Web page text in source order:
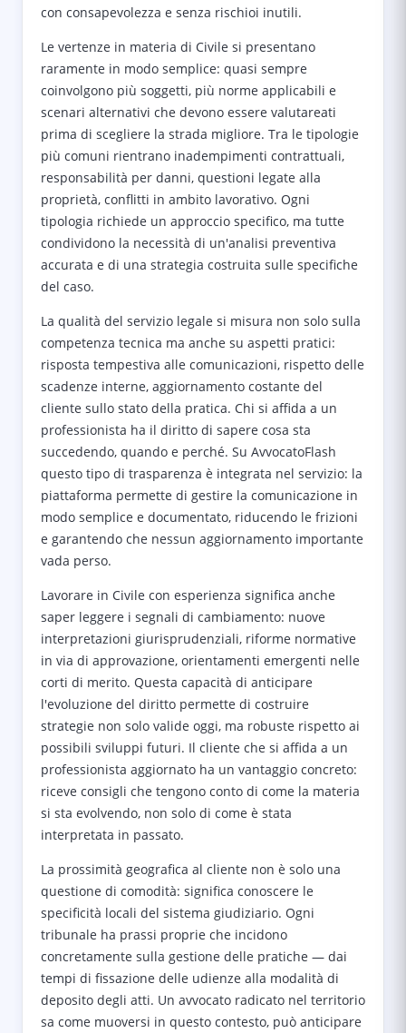
con consapevolezza e senza rischioi inutili.
Le vertenze in materia di Civile si presentano
raramente in modo semplice: quasi sempre
coinvolgono più soggetti, più norme applicabili e
scenari alternativi che devono essere valutareati
prima di scegliere la strada migliore. Tra le tipologie
più comuni rientrano inadempimenti contrattuali,
responsabilità per danni, questioni legate alla
proprietà, conflitti in ambito lavorativo. Ogni
tipologia richiede un approccio specifico, ma tutte
condividono la necessità di un'analisi preventiva
accurata e di una strategia costruita sulle specifiche
del caso.
La qualità del servizio legale si misura non solo sulla
competenza tecnica ma anche su aspetti pratici:
risposta tempestiva alle comunicazioni, rispetto delle
scadenze interne, aggiornamento costante del
cliente sullo stato della pratica. Chi si affida a un
professionista ha il diritto di sapere cosa sta
succedendo, quando e perché. Su AvvocatoFlash
questo tipo di trasparenza è integrata nel servizio: la
piattaforma permette di gestire la comunicazione in
modo semplice e documentato, riducendo le frizioni
e garantendo che nessun aggiornamento importante
vada perso.
Lavorare in Civile con esperienza significa anche
saper leggere i segnali di cambiamento: nuove
interpretazioni giurisprudenziali, riforme normative
in via di approvazione, orientamenti emergenti nelle
corti di merito. Questa capacità di anticipare
l'evoluzione del diritto permette di costruire
strategie non solo valide oggi, ma robuste rispetto ai
possibili sviluppi futuri. Il cliente che si affida a un
professionista aggiornato ha un vantaggio concreto:
riceve consigli che tengono conto di come la materia
si sta evolvendo, non solo di come è stata
interpretata in passato.
La prossimità geografica al cliente non è solo una
questione di comodità: significa conoscere le
specificità locali del sistema giudiziario. Ogni
tribunale ha prassi proprie che incidono
concretamente sulla gestione delle pratiche — dai
tempi di fissazione delle udienze alla modalità di
deposito degli atti. Un avvocato radicato nel territorio
sa come muoversi in questo contesto, può anticipare